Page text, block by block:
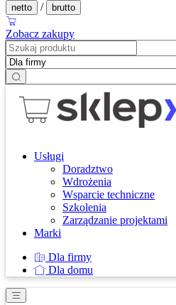
netto / brutto
Zobacz zakupy
Usługi
Doradztwo
Wdrożenia
Wsparcie techniczne
Szkolenia
Zarządzanie projektami
Marki
Dla firmy
Dla domu